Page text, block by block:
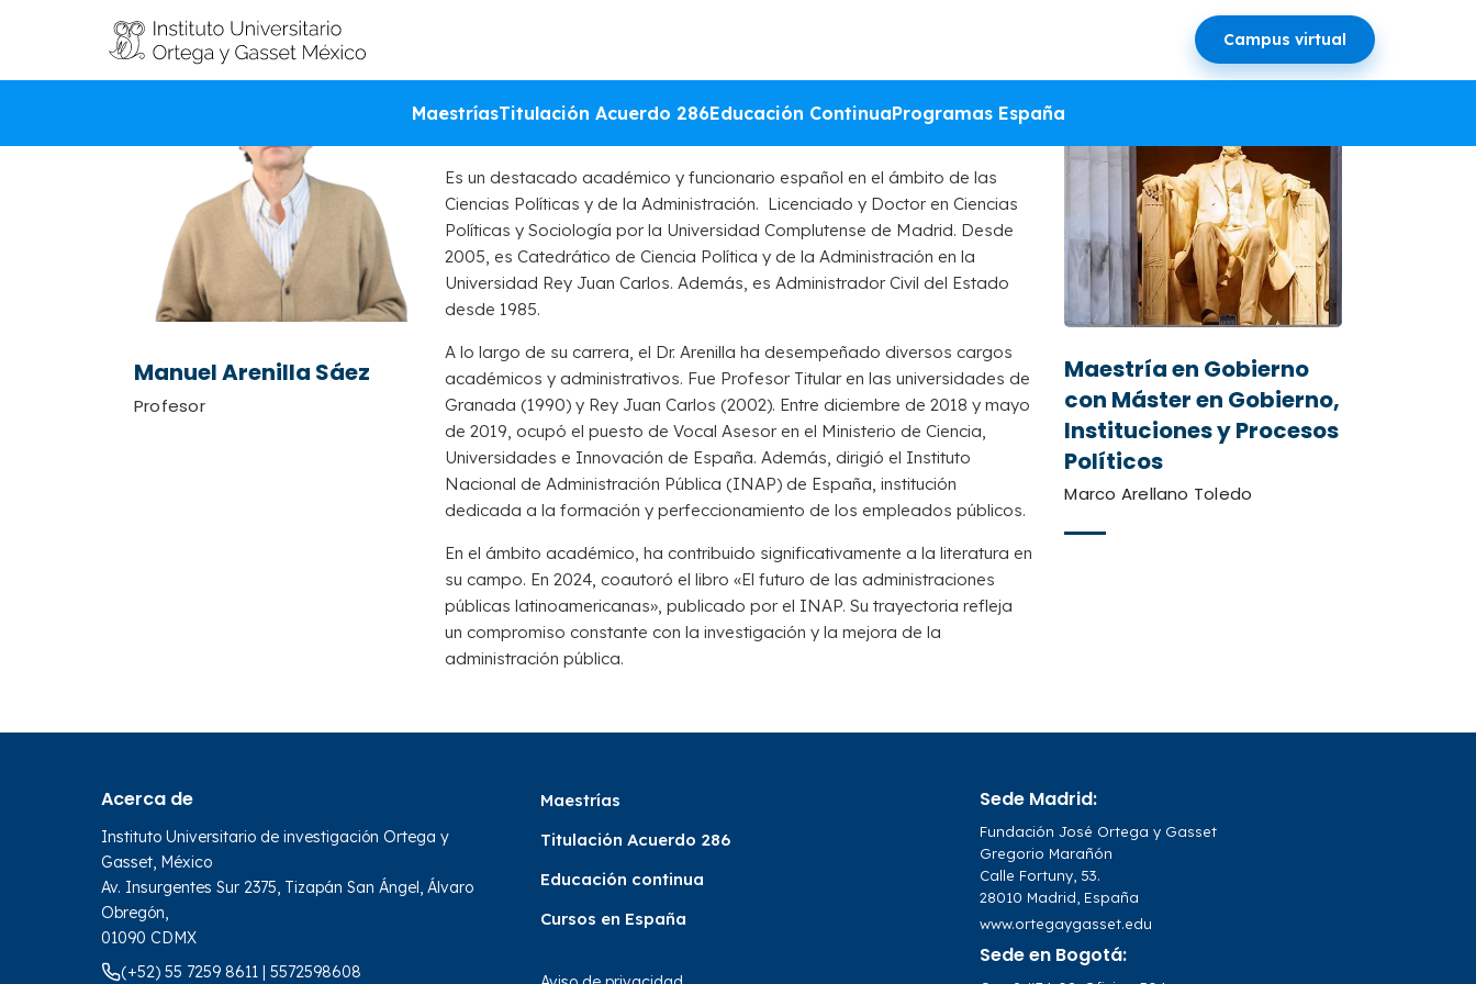
Campus virtual
MaestríasTitulación Acuerdo 286Educación ContinuaProgramas España
Manuel Arenilla Sáez
Profesor
Historial Académico
Es un destacado académico y funcionario español en el ámbito de las
Ciencias Políticas y de la Administración. Licenciado y Doctor en Ciencias
Políticas y Sociología por la Universidad Complutense de Madrid. Desde
2005, es Catedrático de Ciencia Política y de la Administración en la
Universidad Rey Juan Carlos. Además, es Administrador Civil del Estado
desde 1985.
A lo largo de su carrera, el Dr. Arenilla ha desempeñado diversos cargos
académicos y administrativos. Fue Profesor Titular en las universidades de
Granada (1990) y Rey Juan Carlos (2002). Entre diciembre de 2018 y mayo
de 2019, ocupó el puesto de Vocal Asesor en el Ministerio de Ciencia,
Universidades e Innovación de España. Además, dirigió el Instituto
Nacional de Administración Pública (INAP) de España, institución
dedicada a la formación y perfeccionamiento de los empleados públicos.
En el ámbito académico, ha contribuido significativamente a la literatura en
su campo. En 2024, coautoró el libro «El futuro de las administraciones
públicas latinoamericanas», publicado por el INAP. Su trayectoria refleja
un compromiso constante con la investigación y la mejora de la
administración pública.
Maestría en Gobierno
con Máster en Gobierno,
Instituciones y Procesos
Políticos
Marco Arellano Toledo
Acerca de
Instituto Universitario de investigación Ortega y
Gasset, México
Av. Insurgentes Sur 2375, Tizapán San Ángel, Álvaro
Obregón,
01090 CDMX
(+52) 55 7259 8611 | 5572598608
Maestrías
Titulación Acuerdo 286
Educación continua
Cursos en España
Sede Madrid:
Fundación José Ortega y Gasset
Gregorio Marañón
Calle Fortuny, 53.
28010 Madrid, España
www.ortegaygasset.edu
Sede en Bogotá: